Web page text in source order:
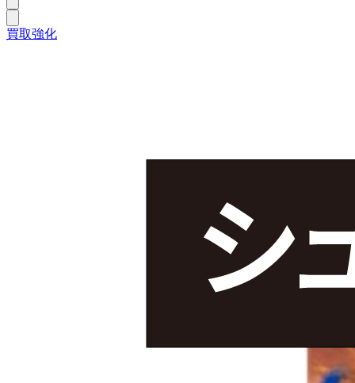
買取強化